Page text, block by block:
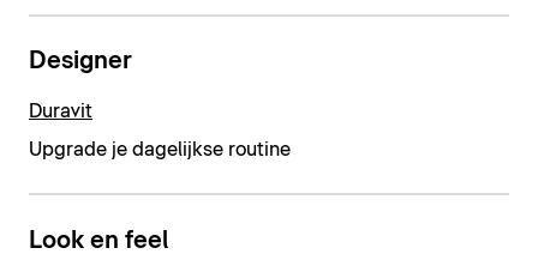
Designer
Duravit
Upgrade je dagelijkse routine
Look en feel